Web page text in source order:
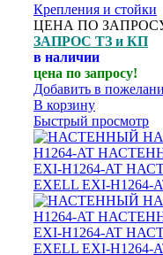
Крепления и стойки
ЦЕНА ПО
ЗАПРОС ТЗ и КП
в наличии
цена по запросу!
Добавить в
В корзину
Быстрый просмотр